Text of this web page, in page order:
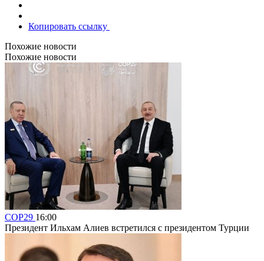
Копировать ссылку
Похожие новости
Похожие новости
COP29 16:00
Президент Ильхам Алиев встретился с президентом Турции